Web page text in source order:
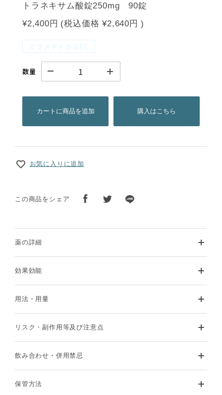
トラネキサム酸錠250mg 90錠
¥2,400円 (税込価格¥2,640円 )
ミラメディカルEC
数量
カートに商品を追加 購入はこちら
お気に入りに追加
この商品をシェア
薬の詳細
効果効能
用法・用量
リスク・副作用等及び注意点
飲み合わせ・併用禁忌
保管方法